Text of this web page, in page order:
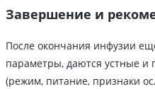
Завершение и
После окончания инфузии
параметры, даются устные
(режим, питание, признаки